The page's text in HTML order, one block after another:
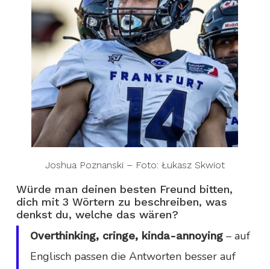
Joshua Poznanski – Foto: Łukasz Skwiot
Würde man deinen besten Freund bitten,
dich mit 3 Wörtern zu beschreiben, was
denkst du, welche das wären?
Overthinking, cringe, kinda-annoying – auf
Englisch passen die Antworten besser auf